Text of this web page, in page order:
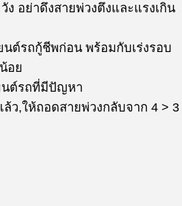
ง อย่าดึงสายพ่วงตึงและแรงเกิน
นต์รถกู้ชีพก่อน พร้อมกับเร่งรอบ
อย
นต์รถที่มีปัญหา
ล้ว,ให้ถอดสายพ่วงกลับจาก 4 > 3